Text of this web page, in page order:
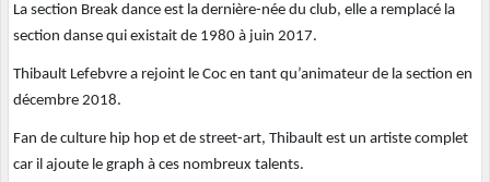
La section Break dance est la dernière-née du club, elle a remplacé la
section danse qui existait de 1980 à juin 2017.
Thibault Lefebvre a rejoint le Coc en tant qu’animateur de la section en
décembre 2018.
Fan de culture hip hop et de street-art, Thibault est un artiste complet
car il ajoute le graph à ces nombreux talents.